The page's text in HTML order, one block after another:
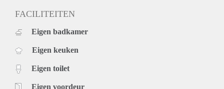
FACILITEITEN
Eigen badkamer
Eigen keuken
Eigen toilet
Eigen voordeur